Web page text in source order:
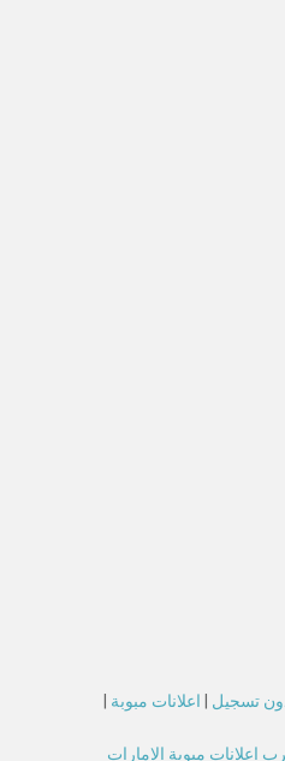
تسجيل اعلانات مبوبة
اعلانات مبوبة الامارات